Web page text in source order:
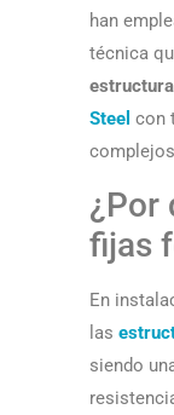
han
técnica
Steel con
¿Por
fijas
En
las
siendo